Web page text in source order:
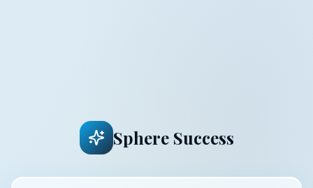
Sphere Success